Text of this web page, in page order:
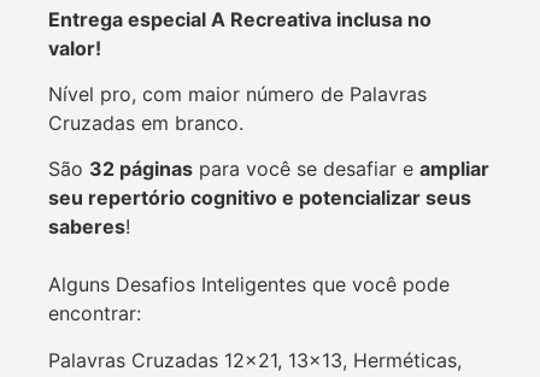
Entrega especial A Recreativa inclusa no
valor!
Nível pro, com maior número de Palavras
Cruzadas em branco.
São 32 páginas para você se desafiar e ampliar
seu repertório cognitivo e potencializar seus
saberes!
Alguns Desafios Inteligentes que você pode
encontrar:
Palavras Cruzadas 12×21, 13×13, Herméticas,